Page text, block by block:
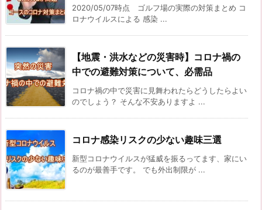
2020/05/07時点 ゴルフ場の実際の対策まとめ コ
ロナウイルスによる 感染 ...
【地震・洪水などの災害時】コロナ禍の
中での避難対策について、必需品
コロナ禍の中で災害に見舞われたらどうしたらよい
のでしょう？ そんな不安ありますよ ...
コロナ感染リスクの少ない趣味三選
新型コロナウイルスが猛威を振るってます、家にい
るのが最善手です。 でも外出制限が ...